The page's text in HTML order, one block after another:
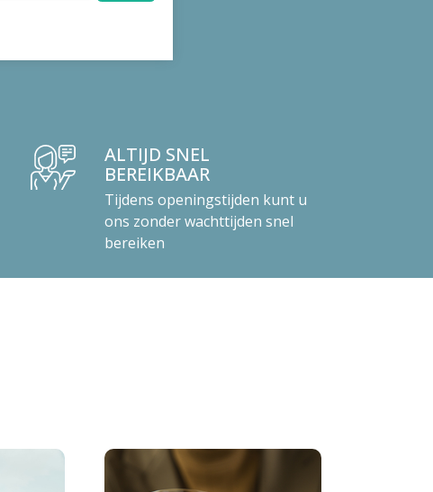
ALTIJD SNEL
BEREIKBAAR
Tijdens openingstijden kunt u
ons zonder wachttijden snel
bereiken